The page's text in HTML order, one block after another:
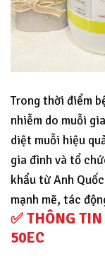
Trong thời điểm
nhiễm do muỗi
diệt muỗi hiệu
gia đình và tổ
khẩu từ Anh
mạnh mẽ, tác
✅THÔNG
50EC